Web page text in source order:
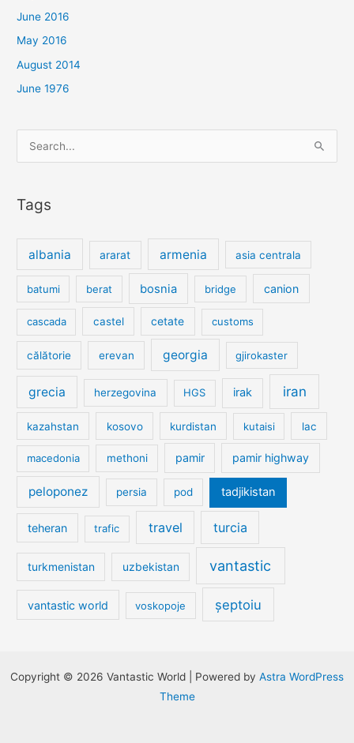
June 2016
May 2016
August 2014
June 1976
Search
for:
Tags
albania ararat armenia asia centrala
batumi berat bosnia bridge canion
cascada castel cetate customs
călătorie erevan georgia gjirokaster
grecia herzegovina HGS irak iran
kazahstan kosovo kurdistan kutaisi lac
macedonia methoni pamir pamir highway
peloponez persia pod tadjikistan
teheran trafic travel turcia
turkmenistan uzbekistan vantastic
vantastic world voskopoje șeptoiu
Copyright © 2026 Vantastic World | Powered by Astra WordPress
Theme